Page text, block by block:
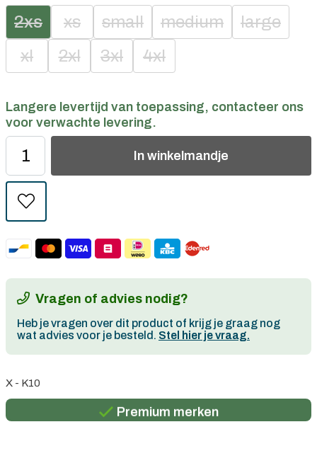
2xs xs small medium
large
xl
2xl 3xl 4xl
Langere levertijd van toepassing, contacteer ons
voor verwachte levering.
In winkelmandje
Vragen of advies nodig?
Heb je vragen over dit product of krijg je graag nog
wat advies voor je besteld. Stel hier je vraag.
X - K10
Premium merken